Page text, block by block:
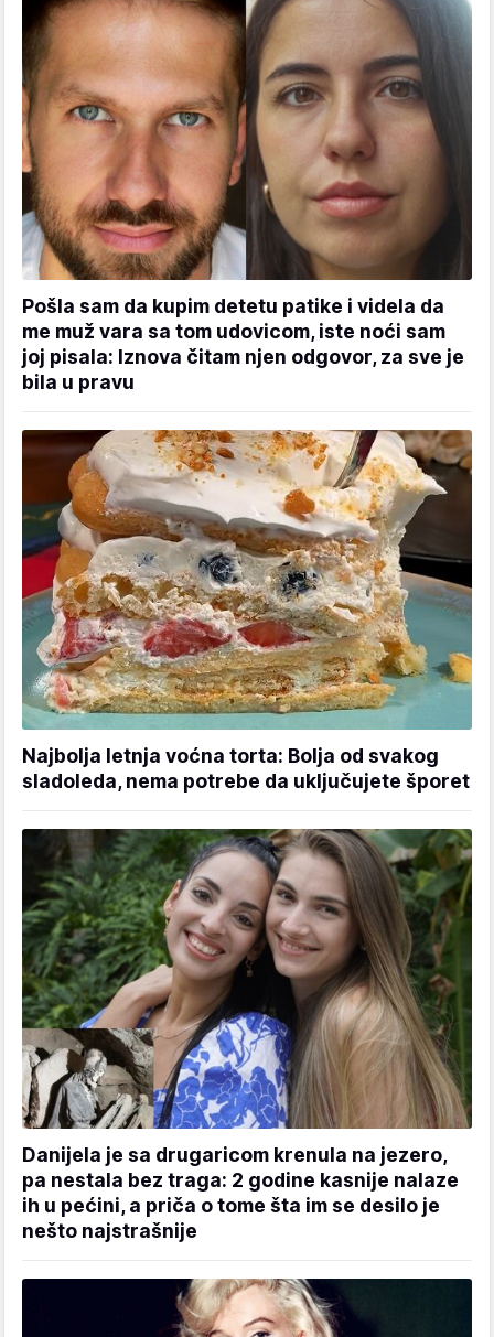
Pošla sam da kupim detetu patike i videla da
me muž vara sa tom udovicom, iste noći sam
joj pisala: Iznova čitam njen odgovor, za sve je
bila u pravu
Najbolja letnja voćna torta: Bolja od svakog
sladoleda, nema potrebe da uključujete šporet
Danijela je sa drugaricom krenula na jezero,
pa nestala bez traga: 2 godine kasnije nalaze
ih u pećini, a priča o tome šta im se desilo je
nešto najstrašnije